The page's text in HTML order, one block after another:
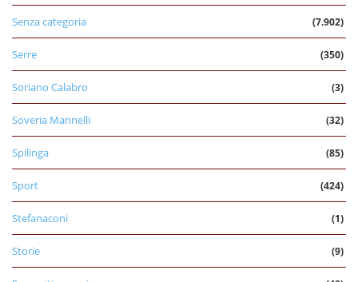
Senza categoria (7.902)
Serre (350)
Soriano Calabro (3)
Soveria Mannelli (32)
Spilinga (85)
Sport (424)
Stefanaconi (1)
Storie (9)